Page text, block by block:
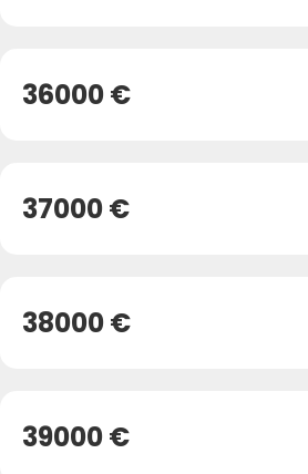
36000 €
37000 €
38000 €
39000 €